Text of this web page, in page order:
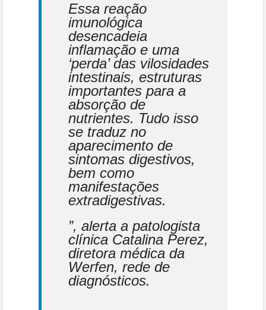
Essa reação
imunológica
desencadeia
inflamação e uma
‘perda’ das vilosidades
intestinais, estruturas
importantes para a
absorção de
nutrientes. Tudo isso
se traduz no
aparecimento de
sintomas digestivos,
bem como
manifestações
extradigestivas.
”, alerta a patologista
clínica Catalina Perez,
diretora médica da
Werfen, rede de
diagnósticos.